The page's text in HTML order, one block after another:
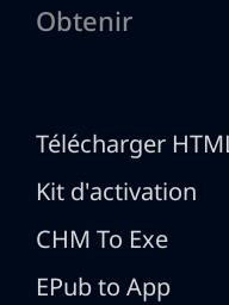
Obtenir
Télécharger
Kit d'activation
CHM To Exe
EPub to App